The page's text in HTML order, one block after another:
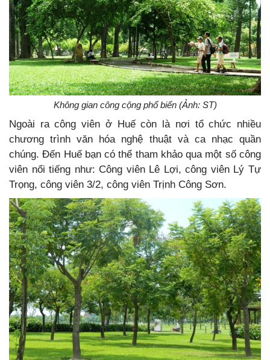
Không gian công cộng phổ biến (Ảnh: ST)
Ngoài ra công viên ở Huế còn là nơi tổ chức nhiều
chương trình văn hóa nghệ thuật và ca nhạc quần
chúng. Đến Huế bạn có thể tham khảo qua một số công
viên nổi tiếng như: Công viên Lê Lợi, công viên Lý Tự
Trọng, công viên 3/2, công viên Trịnh Công Sơn.